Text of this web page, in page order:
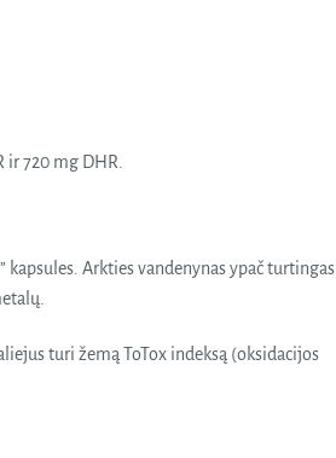
ir 720 mg DHR.
Arkties vandenynas ypač turtingas
turi žemą ToTox indeksą (oksidacijos